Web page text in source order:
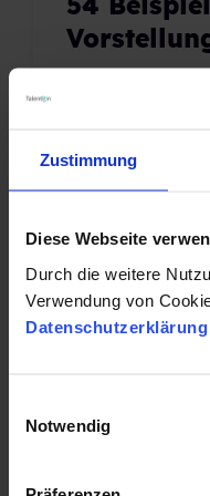
Zustimmung
Diese Webseite
Durch die weitere
Verwendung von
Datenschutzerklärung
Notwendig